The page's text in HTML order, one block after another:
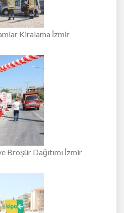
Kiralama İzmir
Broşür Dağıtımı İzmir